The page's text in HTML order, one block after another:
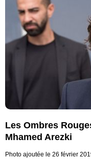
Les Ombres
Mhamed Arezki
Photo ajoutée le 26 février